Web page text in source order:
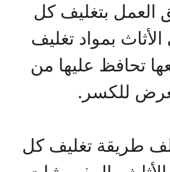
العمل بتغليف كل
بمواد تغليف
تحافظ عليها من
للكسر.
طريقة تغليف كل